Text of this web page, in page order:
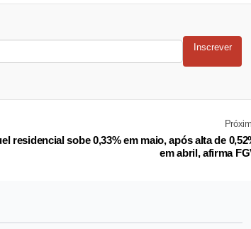
Inscrever
residencial sobe 0,33% em maio, após alta de
em abril, afirma